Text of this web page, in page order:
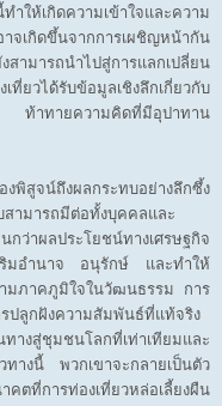
ให้เกิดความเข้าใจและความ
เกิดขึ้นจากการเผชิญหน้ากัน
มารถนำไปสู่การแลกเปลี่ยน
วได้รับข้อมูลเชิงลึกเกี่ยวกับ
ท้าทายความคิดที่มีอุปาทาน
งพิสูจน์ถึงผลกระทบอย่างลึกซึ้ง
สามารถมีต่อทั้งบุคคลและ
ว่าผลประโยชน์ทางเศรษฐกิจ
ริมอำนาจ อนุรักษ์ และทำให้
มภาคภูมิใจในวัฒนธรรม การ
ลูกฝังความสัมพันธ์ที่แท้จริง
างสู่ชุมชนโลกที่เท่าเทียมและ
างนี้ พวกเขาจะกลายเป็นตัว
คตที่การท่องเที่ยวหล่อเลี้ยงผืน